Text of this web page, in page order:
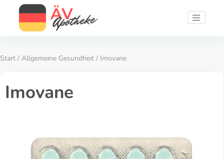
Start / Allgemeine Gesundheit / Imovane
Imovane